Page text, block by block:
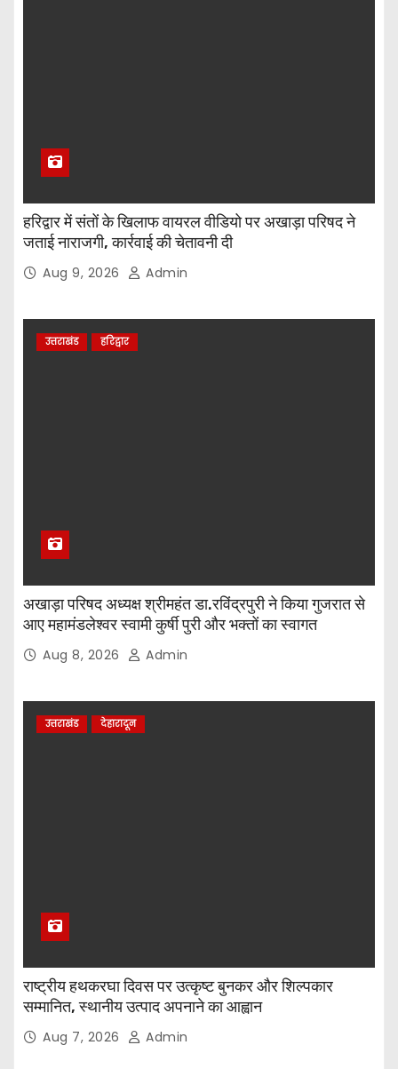
हरिद्वार में संतों के खिलाफ वायरल वीडियो पर अखाड़ा परिषद ने
जताई नाराजगी, कार्रवाई की चेतावनी दी
Aug 9, 2026 Admin
उत्तराखंड हरिद्वार
अखाड़ा परिषद अध्यक्ष श्रीमहंत डा.रविंद्रपुरी ने किया गुजरात से
आए महामंडलेश्वर स्वामी कुर्षी पुरी और भक्तों का स्वागत
Aug 8, 2026 Admin
उत्तराखंड देहारादून
राष्ट्रीय हथकरघा दिवस पर उत्कृष्ट बुनकर और शिल्पकार
सम्मानित, स्थानीय उत्पाद अपनाने का आह्वान
Aug 7, 2026 Admin